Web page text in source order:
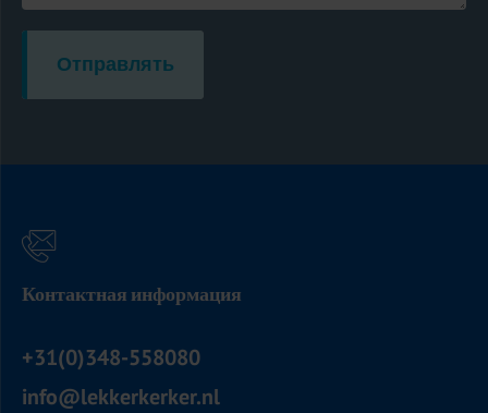
Отправлять
Контактная информация
+31(0)348-558080
info@lekkerkerker.nl